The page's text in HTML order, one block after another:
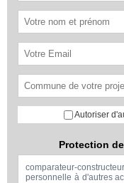
Autoriser
Protection
comparateur-
personnelle à d'autres